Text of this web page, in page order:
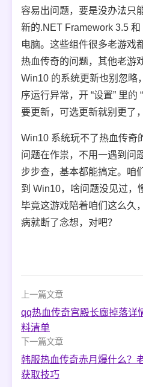
容易出问题，要是没办法只
新的.NET Framework 3.5
电脑。这些组件很多老游戏
热血传奇的问题，其他老游
Win10 的系统更新也别忽略
序运行异常，开 “设置” 里的
要更新，可选更新就别更了
Win10 系统玩不了热血传奇
问题在作祟，不用一遇到问
步步查，基本都能搞定。咱
到 Win10，啥问题没见过，
毕竟这游戏陪着咱们这么久
病就断了念想，对吧？
上一篇文章
qq热血传奇宫殿长廊掉落详
料清单
下一篇文章
韩服热血传奇赤月爆什么？
获取技巧